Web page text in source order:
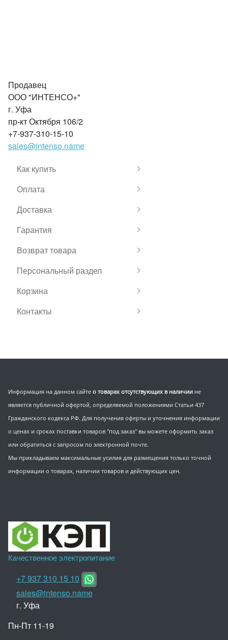
Продавец
ООО "ИНТЕНСО+"
г. Уфа
пр-кт Октября 106/2
+7-937-310-15-10
sales@intenso.name
Как купить
Оплата
Доставка
Гарантия
Возврат товара
Персональный раздел
Корзина
Контакты
Информация на данном сайте о товарах отсутствующих в наличии не
является публичной офертой, определяемой положениями Статьи 437
Гражданского кодекса РФ. Для получения оферты и уточнения информации
о ценах и сроках поставки товаров "под заказ" вы можете оформить заказ
или обратиться с запросом по электронной почте.
Мы прикладываем максимальные усилия для размещения только точной
информации о товарах, наличии товаров и действующих цен.
Качественное электропитание
+7 937 310 15 10
sales@intenso.name
г. Уфа
Пн-Пт 11-19